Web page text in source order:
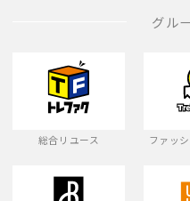
グル
総合リユース ファッ